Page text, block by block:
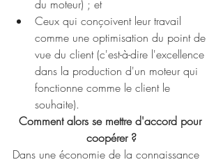
du moteur) ; et
Ceux qui conçoivent leur travail
comme une optimisation du point de
vue du client (c'est-à-dire l'excellence
dans la production d'un moteur qui
fonctionne comme le client le
souhaite).
Comment alors se mettre d'accord pour
coopérer ?
Dans une économie de la connaissance